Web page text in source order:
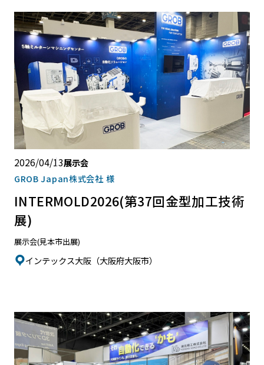
2026/04/13展示会
GROB Japan株式会社 様
INTERMOLD2026(第37回金型加工技術
展)
展示会(見本市出展)
インテックス大阪（大阪府大阪市）